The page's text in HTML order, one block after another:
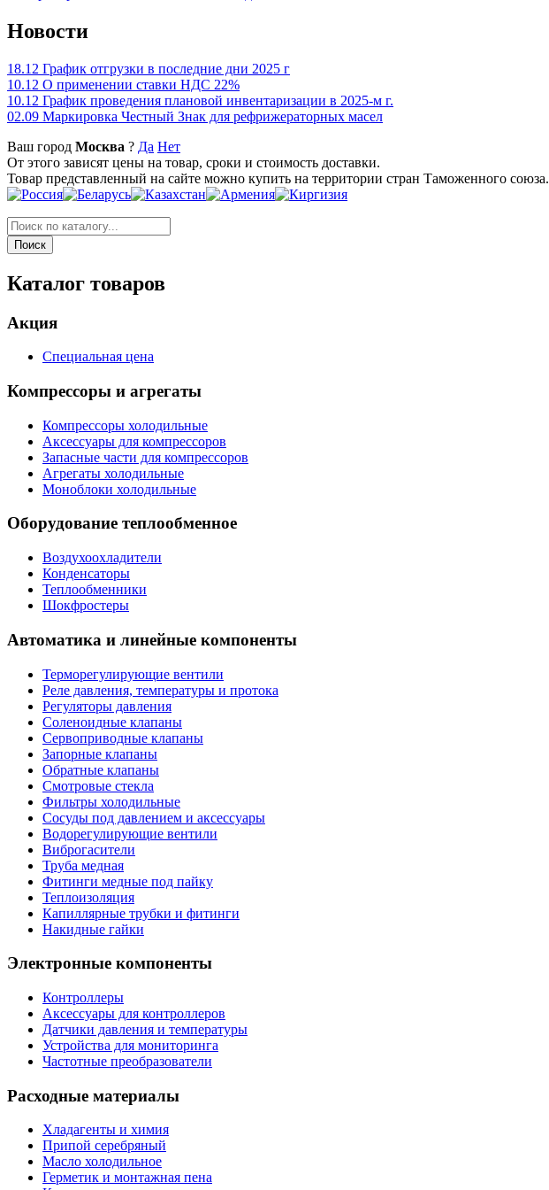
Новости
18.12 График отгрузки в последние дни 2025 г
10.12 О применении ставки НДС 22%
10.12 График проведения плановой инвентаризации в 2025-м г.
02.09 Маркировка Честный Знак для рефрижераторных масел
Ваш город Москва ? Да Нет
От этого зависят цены на товар, сроки и стоимость доставки.
Товар представленный на сайте можно купить на территории стран Таможенного союза.
Каталог товаров
Акция
Специальная цена
Компрессоры и агрегаты
Компрессоры холодильные
Аксессуары для компрессоров
Запасные части для компрессоров
Агрегаты холодильные
Моноблоки холодильные
Оборудование теплообменное
Воздухоохладители
Конденсаторы
Теплообменники
Шокфростеры
Автоматика и линейные компоненты
Терморегулирующие вентили
Реле давления, температуры и протока
Регуляторы давления
Соленоидные клапаны
Сервоприводные клапаны
Запорные клапаны
Обратные клапаны
Смотровые стекла
Фильтры холодильные
Сосуды под давлением и аксессуары
Водорегулирующие вентили
Виброгасители
Труба медная
Фитинги медные под пайку
Теплоизоляция
Капиллярные трубки и фитинги
Накидные гайки
Электронные компоненты
Контроллеры
Аксессуары для контроллеров
Датчики давления и температуры
Устройства для мониторинга
Частотные преобразователи
Расходные материалы
Хладагенты и химия
Припой серебряный
Масло холодильное
Герметик и монтажная пена